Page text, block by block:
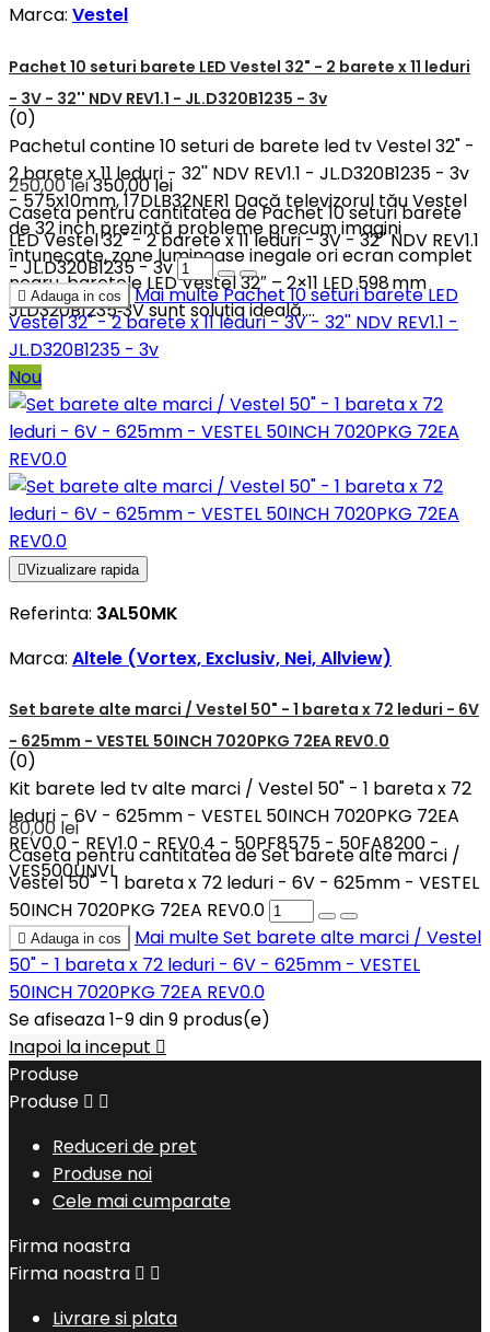
Marca: Vestel
Pachet 10 seturi barete LED Vestel 32" - 2 barete x 11 leduri
- 3V - 32'' NDV REV1.1 - JL.D320B1235 - 3v
(0)
Pachetul contine 10 seturi de barete led tv Vestel 32" -
2 barete x 11 leduri - 32'' NDV REV1.1 - JL.D320B1235 - 3v
- 575x10mm, 17DLB32NER1 Dacă televizorul tău Vestel
de 32 inch prezintă probleme precum imagini
întunecate, zone luminoase inegale ori ecran complet
negru, baretele LED Vestel 32″ – 2×11 LED 598 mm
JLD320B1235‑3V sunt soluția ideală....
250,00 lei350,00 lei
Caseta pentru cantitatea de Pachet 10 seturi barete
LED Vestel 32" - 2 barete x 11 leduri - 3V - 32'' NDV REV1.1
- JL.D320B1235 - 3v
 Adauga in cos Mai multePachet 10 seturi barete LED
Vestel 32" - 2 barete x 11 leduri - 3V - 32'' NDV REV1.1 -
JL.D320B1235 - 3v
Nou
Vizualizare rapida
Referinta: 3AL50MK
Marca: Altele (Vortex, Exclusiv, Nei, Allview)
Set barete alte marci / Vestel 50" - 1 bareta x 72 leduri - 6V
- 625mm - VESTEL 50INCH 7020PKG 72EA REV0.0
(0)
Kit barete led tv alte marci / Vestel 50" - 1 bareta x 72
leduri - 6V - 625mm - VESTEL 50INCH 7020PKG 72EA
REV0.0 - REV1.0 - REV0.4 - 50PF8575 - 50FA8200 -
VES500UNVL
80,00 lei
Caseta pentru cantitatea de Set barete alte marci /
Vestel 50" - 1 bareta x 72 leduri - 6V - 625mm - VESTEL
50INCH 7020PKG 72EA REV0.0
 Adauga in cos Mai multeSet barete alte marci / Vestel
50" - 1 bareta x 72 leduri - 6V - 625mm - VESTEL
50INCH 7020PKG 72EA REV0.0
Se afiseaza 1-9 din 9 produs(e)
Inapoi la inceput 
Produse
Produse  
Reduceri de pret
Produse noi
Cele mai cumparate
Firma noastra
Firma noastra  
Livrare si plata